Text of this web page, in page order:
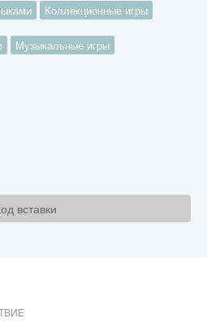
Коллекционные игры
Музыкальные игры
вставки